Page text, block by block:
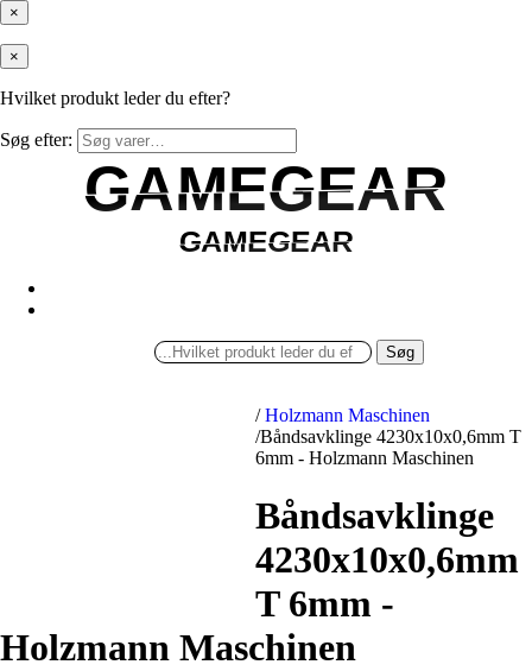
×
×
Hvilket produkt leder du efter?
Søg efter:
GAMEGEAR
GAMEGEAR
GAMEGEAR
GAMEGEAR
Søg
/ Holzmann Maschinen
/Båndsavklinge 4230x10x0,6mm T
6mm - Holzmann Maschinen
Båndsavklinge
4230x10x0,6mm
T 6mm -
Holzmann Maschinen